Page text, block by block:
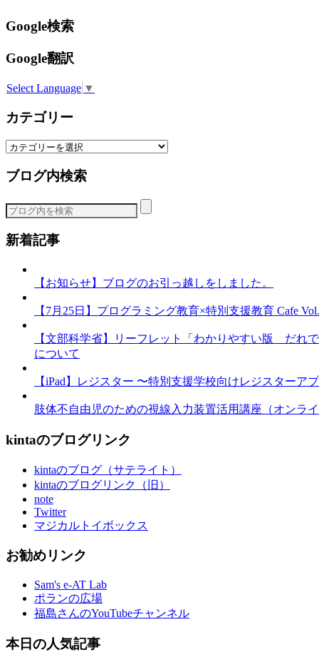
Google検索
Google翻訳
Select Language ▼
カテゴリー
カ
ゴ
ー
ブログ内検索
新着記事
【お知らせ】ブログのお引っ越しをしました。
【7月25日】プログラミング教育×特別支援教育 Cafe
【文部科学省】リーフレット「わかりやすい版 だれ
について
【iPad】レジスター 〜特別支援学校向けレジスターア
肢体不自由児のための視線入力装置活用講座（オンライ
kintaのブログリンク
kintaのブログ（サテライト）
kintaのブログリンク（旧）
note
Twitter
マジカルトイボックス
お勧めリンク
Sam's e-AT Lab
ポランの広場
福島さんのYouTubeチャンネル
本日の人気記事